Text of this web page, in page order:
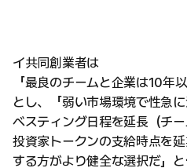
イ共同創業者は
「最良のチームと企業は10年
とし、「弱い市場環境で性急
ベスティング日程を延長（チー
投資家トークンの支給時点を延
する方がより健全な選択だ」と